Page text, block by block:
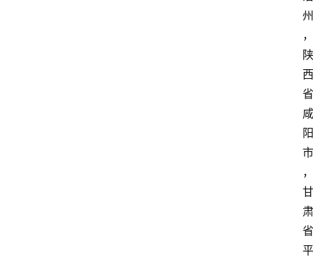
州
，
陕
西
省
咸
阳
市
，
甘
肃
省
平